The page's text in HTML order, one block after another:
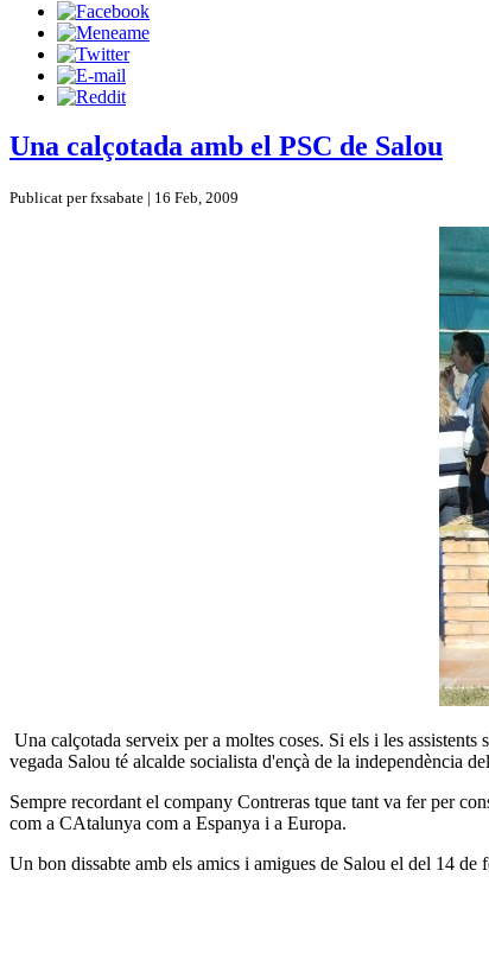
Una calçotada amb el PSC de Salou
Publicat per fxsabate | 16 Feb, 2009
Una calçotada serveix per a moltes coses. Si els i les
vegada Salou té alcalde socialista d'ençà de la independència
Sempre recordant el company Contreras tque tant va fer per
com a CAtalunya com a Espanya i a Europa.
Un bon dissabte amb els amics i amigues de Salou el del 14